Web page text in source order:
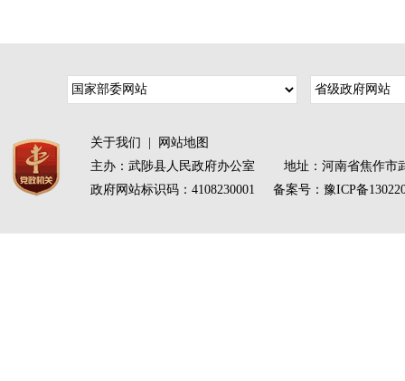
关于我们
网站地图
主办：武陟县人民政府办公室 地址：河南省焦作市
政府网站标识码：4108230001 备案号： 豫ICP备